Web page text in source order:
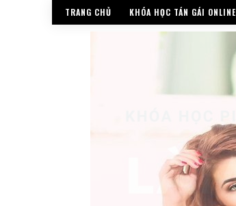
TRANG CHỦ KHÓA HỌC TÁN GÁI ONLINE